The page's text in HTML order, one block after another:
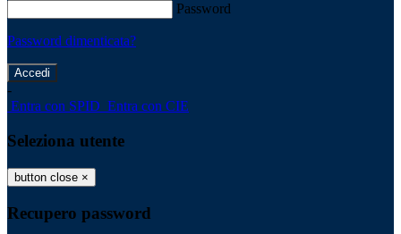
Password
Password dimenticata?
-
Entra con SPID Entra con CIE
Seleziona utente
button close ×
Recupero password